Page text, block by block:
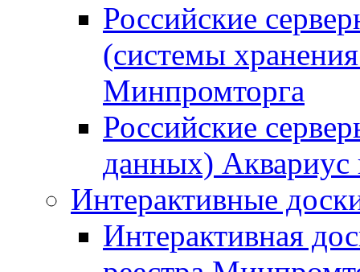
Российские
(системы
Минпромторга
Российские
данных) Аквариус
Интерактивные
Интерактивная